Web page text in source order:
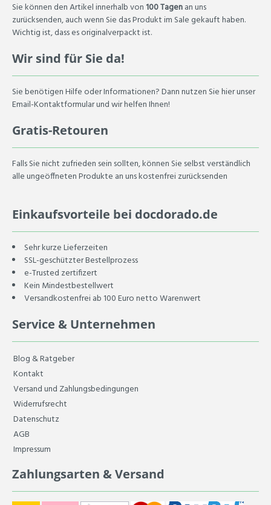
Sie können den Artikel innerhalb von100 Tagenan uns
zurücksenden, auch wenn Sie das Produkt im Sale gekauft haben.
Wichtig ist, dass es originalverpackt ist.
Wir sind für Sie da!
Sie benötigen Hilfe oder Informationen? Dann nutzen Sie hier unser
Email-Kontaktformular und wir helfen Ihnen!
Gratis-Retouren
Falls Sie nicht zufrieden sein sollten, können Sie selbst verständlich
alle ungeöffneten Produkte an uns kostenfrei zurücksenden
Einkaufsvorteile bei docdorado.de
Sehr kurze Lieferzeiten
SSL-geschützter Bestellprozess
e-Trusted zertifizert
Kein Mindestbestellwert
Versandkostenfrei ab 100 Euro netto Warenwert
Service & Unternehmen
Blog & Ratgeber
Kontakt
Versand und Zahlungsbedingungen
Widerrufsrecht
Datenschutz
AGB
Impressum
Zahlungsarten & Versand